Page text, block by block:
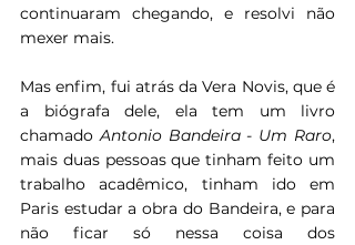
continuaram chegando, e resolvi não
mexer mais.
Mas enfim, fui atrás da Vera Novis, que é
a biógrafa dele, ela tem um livro
chamado Antonio Bandeira - Um Raro,
mais duas pessoas que tinham feito um
trabalho acadêmico, tinham ido em
Paris estudar a obra do Bandeira, e para
não ficar só nessa coisa dos